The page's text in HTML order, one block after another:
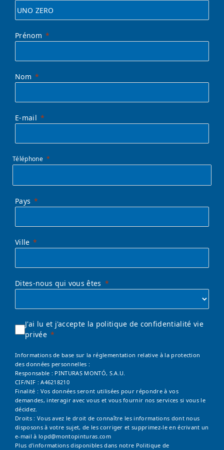
Prénom
Nom
E-mail
Téléphone
Pays
Ville
Dites-nous qui vous êtes
J'ai lu et j'accepte la politique de confidentialité vie
privée
Informations de base sur la réglementation relative à la protection
des données personnelles :
Responsable : PINTURAS MONTÓ, S.A.U.
CIF/NIF : A46218210
Finalité : Vos données seront utilisées pour répondre à vos
demandes, interagir avec vous et vous fournir nos services si vous le
décidez.
Droits : Vous avez le droit de connaître les informations dont nous
disposons à votre sujet, de les corriger et supprimez-le en écrivant un
e-mail à lopd@montopinturas.com
Plus d'informations disponibles dans notre Politique de